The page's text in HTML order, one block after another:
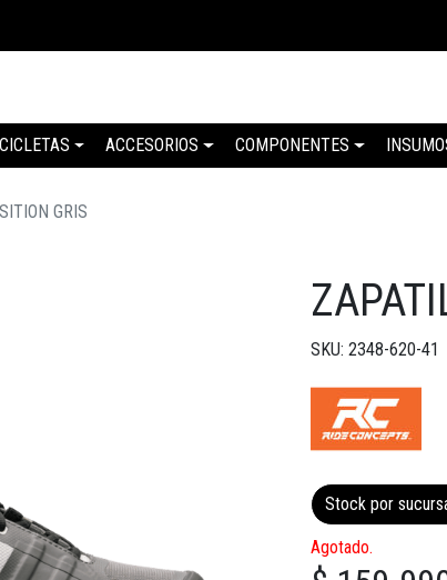
ACCESORIOS COMPONENTES
GRIS
SKU: 2348-620-41
Stock por
Agotado.